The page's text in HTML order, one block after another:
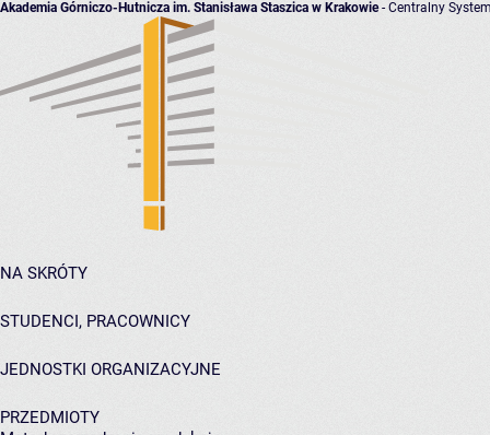
Akademia Górniczo-Hutnicza im. Stanisława Staszica w Krakowie- Centralny
NA SKRÓTY
STUDENCI, PRACOWNICY
JEDNOSTKI ORGANIZACYJNE
PRZEDMIOTY